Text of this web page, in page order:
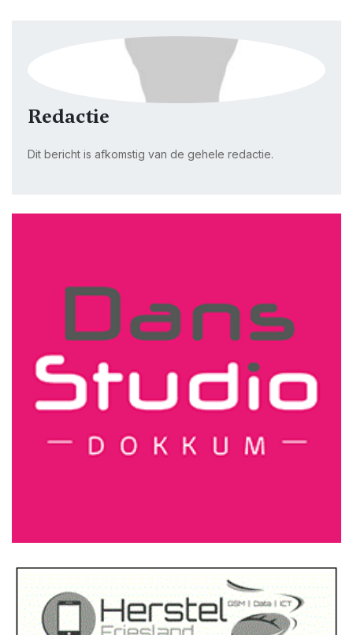
Redactie
Dit bericht is afkomstig van de gehele redactie.